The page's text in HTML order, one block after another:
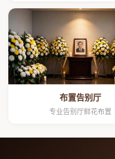
布置告别厅
专业告别厅鲜花布置